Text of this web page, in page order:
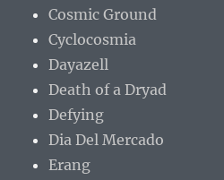
Cosmic Ground
Cyclocosmia
Dayazell
Death of a Dryad
Defying
Dia Del Mercado
Erang